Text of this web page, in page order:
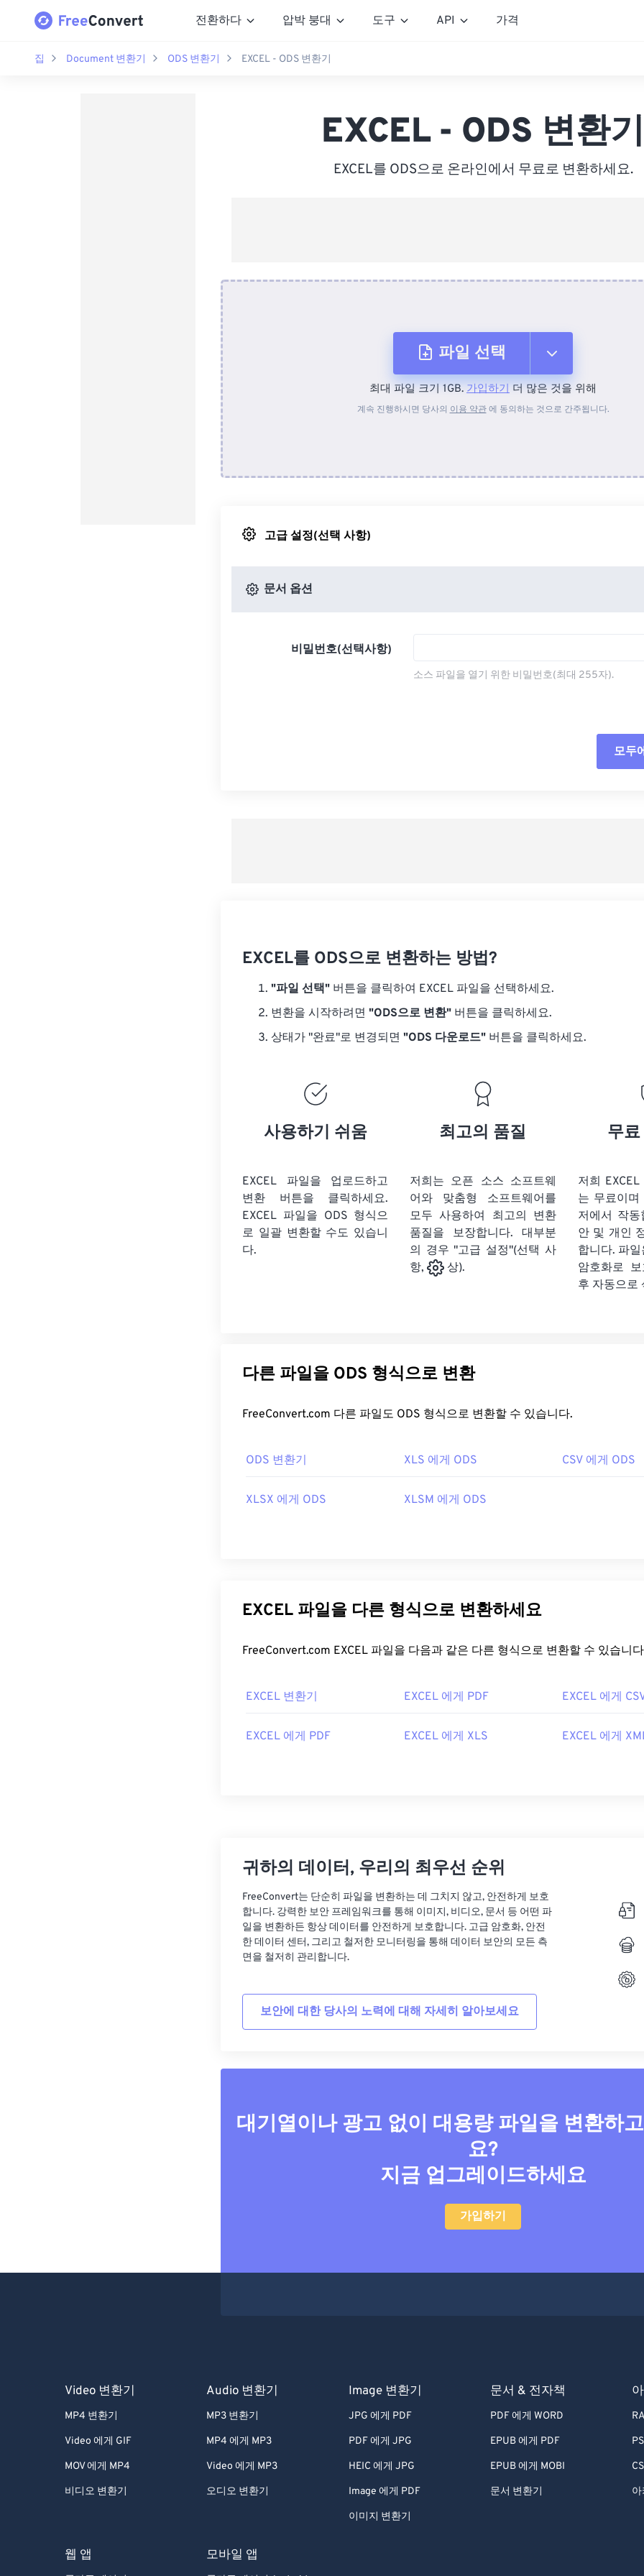
전환하다 압박 붕대 도구 API 가격
집 Document 변환기 ODS 변환기 EXCEL - ODS 변환기
EXCEL - ODS 변환기
EXCEL를 ODS으로 온라인에서 무료로 변환하세요.
파일 선택
장치에서
최대 파일 크기 1GB. 가입하기 더 많은 것을 위해
계속 진행하시면 당사의 이용 약관에 동의하는 것으로 간주됩니다.
고급 설정(선택 사항)
문서 옵션
비밀번호(선택사항)
소스 파일을 열기 위한 비밀번호(최대 255자).
모두
EXCEL를 ODS으로 변환하는 방법?
"파일 선택" 버튼을 클릭하여 EXCEL 파일을 선택하세요.
변환을 시작하려면 "ODS으로 변환" 버튼을 클릭하세요.
상태가 "완료"로 변경되면 "ODS 다운로드" 버튼을 클릭하세요.
사용하기 쉬움
EXCEL 파일을 업로드하고
변환 버튼을 클릭하세요.
EXCEL 파일을 ODS 형식으
로 일괄 변환할 수도 있습니
다.
최고의 품질
저희는 오픈 소스 소프트웨
어와 맞춤형 소프트웨어를
모두 사용하여 최고의 변환
품질을 보장합니다. 대부분
의 경우 "고급 설정"(선택 사
항,
상).
무
저희
는 무료이
저에서 작
안 및 개인
합니다. 파
암호화로
후 자동으로
다른 파일을 ODS 형식으로 변환
FreeConvert.com 다른 파일도 ODS 형식으로 변환할 수 있습니다.
ODS 변환기 XLS 에게 ODS CSV 에게 ODS
XLSX 에게 ODS XLSM 에게 ODS
EXCEL 파일을 다른 형식으로 변환하세요
FreeConvert.com EXCEL 파일을 다음과 같은 다른 형식으로 변환할 수 있습니
EXCEL 변환기 EXCEL 에게 PDF EXCEL 에게
EXCEL 에게 PDF EXCEL 에게 XLS EXCEL 에게
귀하의 데이터, 우리의 최우선 순위
FreeConvert는 단순히 파일을 변환하는 데 그치지 않고, 안전하게 보호
합니다. 강력한 보안 프레임워크를 통해 이미지, 비디오, 문서 등 어떤 파
일을 변환하든 항상 데이터를 안전하게 보호합니다. 고급 암호화, 안전
한 데이터 센터, 그리고 철저한 모니터링을 통해 데이터 보안의 모든 측
면을 철저히 관리합니다.
보안에 대한 당사의 노력에 대해 자세히 알아보세요
대기열이나 광고 없이 대용량 파일을 변환하
요?
지금 업그레이드하세요
가입하기
Video 변환기
MP4 변환기
Video 에게 GIF
MOV 에게 MP4
비디오 변환기
Audio 변환기
MP3 변환기
MP4 에게 MP3
Video 에게 MP3
오디오 변환기
Image 변환기
JPG 에게 PDF
PDF 에게 JPG
HEIC 에게 JPG
Image 에게 PDF
이미지 변환기
문서 & 전자책
PDF 에게 WORD
EPUB 에게 PDF
EPUB 에게 MOBI
문서 변환기 아
웹 앱 모바일 앱